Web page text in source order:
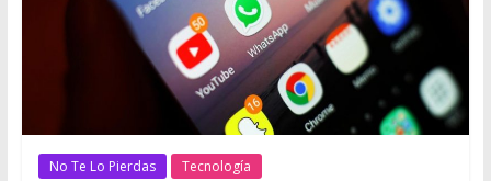
No Te Lo Pierdas Tecnología